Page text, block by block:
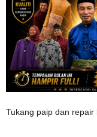
Tukang paip dan